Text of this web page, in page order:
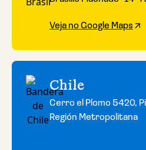
Veja no Google Maps
Chile
Cerro el Plomo 5420,
Región Metropolitana